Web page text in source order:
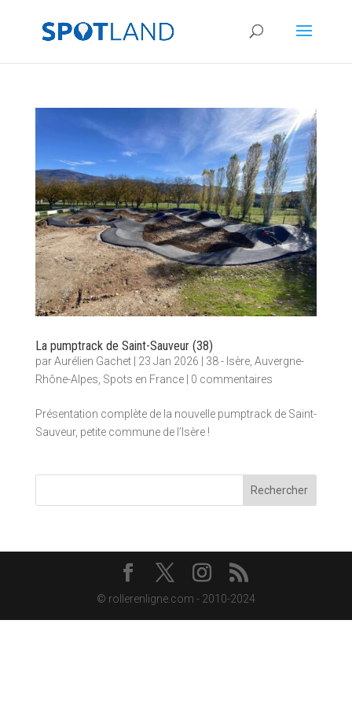
La pumptrack de Saint-Sauveur (38)
parAurélien Gachet| 23 Jan 2026 38 - Isère, Auvergne-
Rhône-Alpes Spots en France| 0 commentaires
Présentation complète de la nouvelle pumptrack de Saint-
Sauveur, petite commune de l’Isère !
Rechercher
© rollerenligne.com - 2010-2024